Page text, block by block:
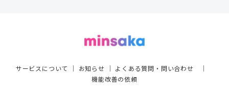
サービスについて ｜ お知らせ ｜ よくある質問・問い合わせ ｜
機能改善の依頼